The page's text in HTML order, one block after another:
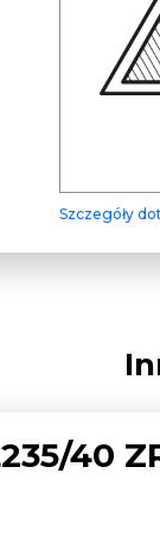
Szczegóły
40